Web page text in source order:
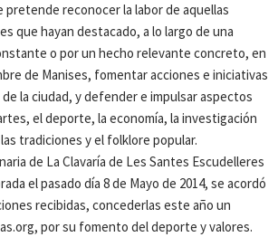
pretende reconocer la labor de aquellas
que hayan destacado, a lo largo de una
o por un hecho relevante concreto, en
de Manises, fomentar acciones e iniciativas
la ciudad, y defender e impulsar aspectos
el deporte, la economía, la investigación
tradiciones y el folklore popular.
de La Clavaría de Les Santes Escudelleres
el pasado día 8 de Mayo de 2014, se acordó
recibidas, concederlas este año un
por su fomento del deporte y valores.